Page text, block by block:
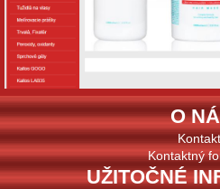
O
Kontaktný
UŽITOČNÉ